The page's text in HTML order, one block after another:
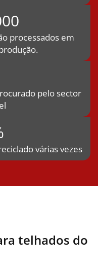
processados em
pelo sector
várias vezes
telhados do